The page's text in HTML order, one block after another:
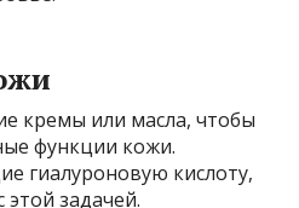
кремы или масла, чтобы
функции кожи.
гиалуроновую кислоту,
этой задачей.